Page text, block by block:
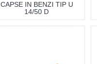
CAPSE IN BENZI TIP U
14/50 D